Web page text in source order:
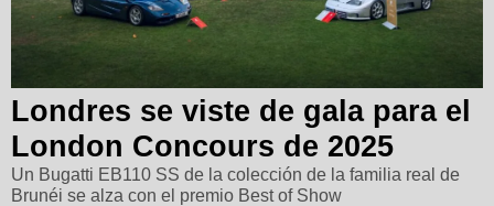
Londres se viste de gala para el
London Concours de 2025
Un Bugatti EB110 SS de la colección de la familia real de
Brunéi se alza con el premio Best of Show